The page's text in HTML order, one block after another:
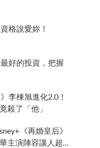
格說愛妳！
好的投資，把握
李棟旭進化2.0！
殺了「他」
《再婚皇后》
主演陣容讓人超